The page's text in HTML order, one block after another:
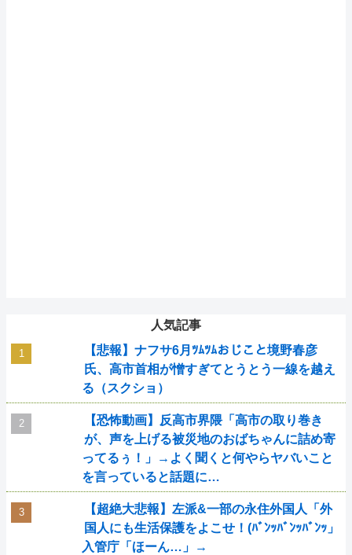
人気記事
【悲報】ナフサ6月ﾂﾑﾂﾑおじこと境野春彦
氏、高市首相が憎すぎてとうとう一線を越え
る（スクショ）
【恐怖動画】反高市界隈「高市の取り巻き
が、声を上げる被災地のおばちゃんに詰め寄
ってるぅ！」→よく聞くと何やらヤバいこと
を言っていると話題に…
【超絶大悲報】左派&一部の永住外国人「外
国人にも生活保護をよこせ！(ﾊﾞﾝｯﾊﾞﾝｯﾊﾞﾝｯ」
入管庁「ほーん…」→